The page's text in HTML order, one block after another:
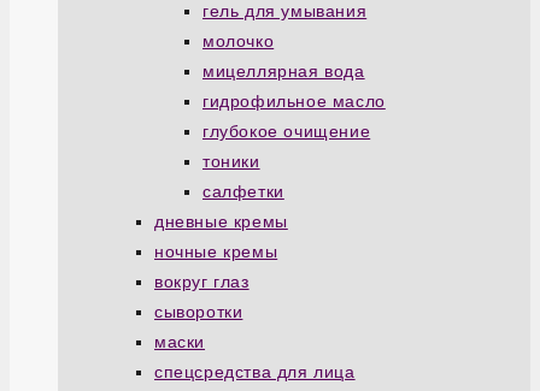
гель для умывания
молочко
мицеллярная вода
гидрофильное масло
глубокое очищение
тоники
салфетки
дневные кремы
ночные кремы
вокруг глаз
сыворотки
маски
спецсредства для лица